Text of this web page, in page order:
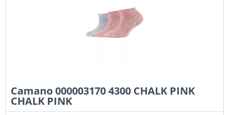
Camano 000003170 4300 CHALK PINK
CHALK PINK